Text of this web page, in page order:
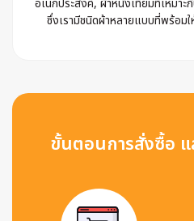
ซึ่งเรามีชนิดผ้าหลายแบบที่พร้อม
ขั้นตอนการสั่งซื้อ แ